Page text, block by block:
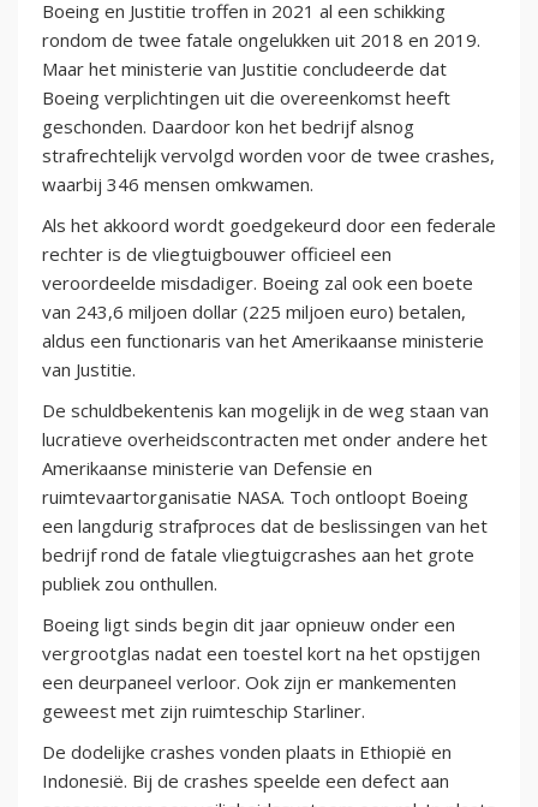
Boeing en Justitie troffen in 2021 al een schikking
rondom de twee fatale ongelukken uit 2018 en 2019.
Maar het ministerie van Justitie concludeerde dat
Boeing verplichtingen uit die overeenkomst heeft
geschonden. Daardoor kon het bedrijf alsnog
strafrechtelijk vervolgd worden voor de twee crashes,
waarbij 346 mensen omkwamen.
Als het akkoord wordt goedgekeurd door een federale
rechter is de vliegtuigbouwer officieel een
veroordeelde misdadiger. Boeing zal ook een boete
van 243,6 miljoen dollar (225 miljoen euro) betalen,
aldus een functionaris van het Amerikaanse ministerie
van Justitie.
De schuldbekentenis kan mogelijk in de weg staan van
lucratieve overheidscontracten met onder andere het
Amerikaanse ministerie van Defensie en
ruimtevaartorganisatie NASA. Toch ontloopt Boeing
een langdurig strafproces dat de beslissingen van het
bedrijf rond de fatale vliegtuigcrashes aan het grote
publiek zou onthullen.
Boeing ligt sinds begin dit jaar opnieuw onder een
vergrootglas nadat een toestel kort na het opstijgen
een deurpaneel verloor. Ook zijn er mankementen
geweest met zijn ruimteschip Starliner.
De dodelijke crashes vonden plaats in Ethiopië en
Indonesië. Bij de crashes speelde een defect aan